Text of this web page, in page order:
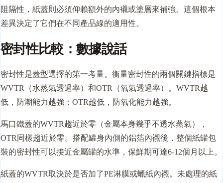
阻隔性，紙蓋則必須仰賴額外的內襯或塗層來補強。這個根本
差異決定了它們在不同產品線的適用性。
密封性比較：數據說話
密封性是蓋型選擇的第一考量。衡量密封性的兩個關鍵指標是
WVTR（水蒸氣透過率）和OTR（氧氣透過率）。WVTR越
低，防潮能力越強；OTR越低，防氧化能力越強。
馬口鐵蓋的WVTR趨近於零（金屬本身幾乎不透水蒸氣），
OTR同樣趨近於零。搭配罐身內側的鋁箔內襯後，整個紙罐包
裝的密封性可以接近金屬罐的水準，保鮮期可達6-12個月以上。
紙蓋的WVTR取決於是否加了PE淋膜或蠟紙內襯。未處理的紙